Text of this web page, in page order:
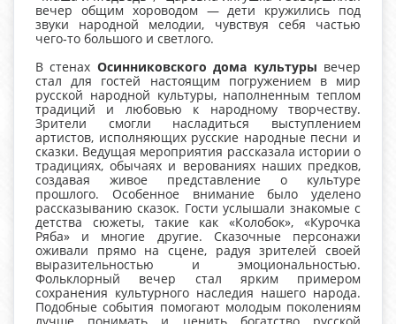
вечер общим хороводом — дети кружились под
звуки народной мелодии, чувствуя себя частью
чего‑то большого и светлого.
В стенах Осинниковского дома культуры вечер
стал для гостей настоящим погружением в мир
русской народной культуры, наполненным теплом
традиций и любовью к народному творчеству.
Зрители смогли насладиться выступлением
артистов, исполняющих русские народные песни и
сказки. Ведущая мероприятия рассказала истории о
традициях, обычаях и верованиях наших предков,
создавая живое представление о культуре
прошлого. Особенное внимание было уделено
рассказыванию сказок. Гости услышали знакомые с
детства сюжеты, такие как «Колобок», «Курочка
Ряба» и многие другие. Сказочные персонажи
оживали прямо на сцене, радуя зрителей своей
выразительностью и эмоциональностью.
Фольклорный вечер стал ярким примером
сохранения культурного наследия нашего народа.
Подобные события помогают молодым поколениям